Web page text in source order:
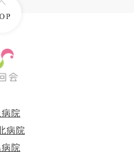
病院
病院
病院